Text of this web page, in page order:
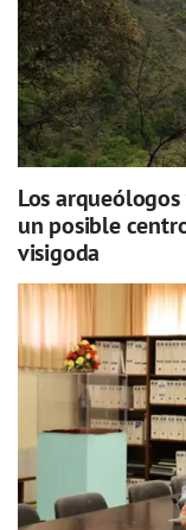
Los
un posible
visigoda